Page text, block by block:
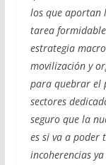
los que aportan
tarea
estrategia
movilización y
para quebrar el
sectores
seguro que la
es si va a poder
incoherencias